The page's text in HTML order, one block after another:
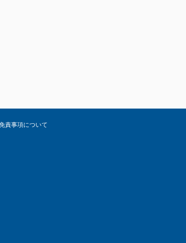
責事項について